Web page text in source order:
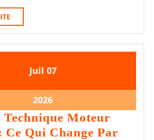
:
La
Check-
Complète
LA
SUITE
Juil7
2026
077
20267
juillet
2026
Moteur
Ce Qui Change Par